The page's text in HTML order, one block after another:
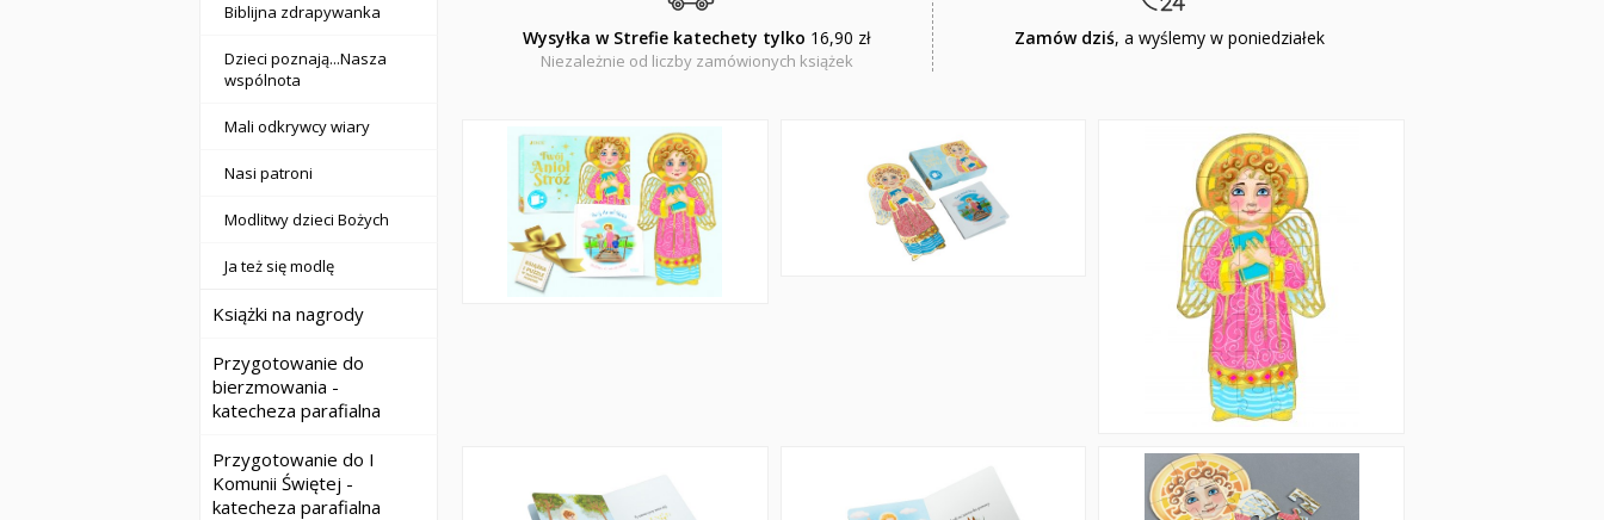
Biblijna zdrapywanka
Dzieci poznają...Nasza
wspólnota
Mali odkrywcy wiary
Nasi patroni
Modlitwy dzieci Bożych
Ja też się modlę
Książki na nagrody
Przygotowanie do
bierzmowania -
katecheza parafialna
Przygotowanie do I
Komunii Świętej -
katecheza parafialna
Wysyłka w Strefie katechety tylko 16,90 zł
Niezależnie od liczby zamówionych książek
Zamów dziś, a wyślemy w poniedziałek